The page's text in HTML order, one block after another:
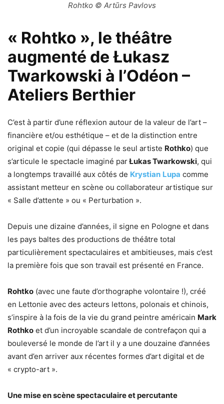
Rohtko © Artūrs Pavlovs
« Rohtko », le théâtre
augmenté de Łukasz
Twarkowski à l’Odéon –
Ateliers Berthier
C’est à partir d’une réflexion autour de la valeur de l’art –
financière et/ou esthétique – et de la distinction entre
original et copie (qui dépasse le seul artiste Rothko) que
s’articule le spectacle imaginé parŁukas Twarkowski, qui
a longtemps travaillé aux côtés de Krystian Lupa comme
assistant metteur en scène ou collaborateur artistique sur
« Salle d’attente » ou « Perturbation ».
Depuis une dizaine d’années, il signe en Pologne et dans
les pays baltes des productions de théâtre total
particulièrement spectaculaires et ambitieuses, mais c’est
la première fois que son travail est présenté en France.
Rohtko (avec une faute d’orthographe volontaire !), créé
en Lettonie avec des acteurs lettons, polonais et chinois,
s’inspire à la fois de la vie du grand peintre américain Mark
Rothko et d’un incroyable scandale de contrefaçon qui a
bouleversé le monde de l’art il y a une douzaine d’années
avant d’en arriver aux récentes formes d’art digital et de
« crypto-art ».
Une mise en scène spectaculaire et percutante